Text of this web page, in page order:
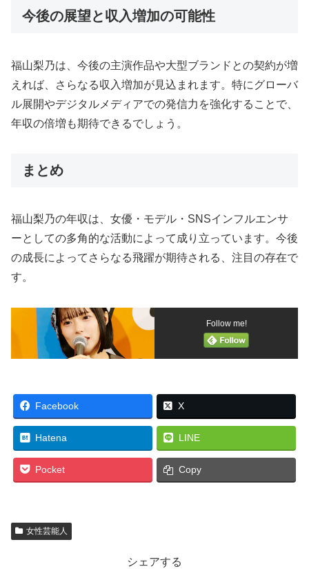
今後の展望と収入増加の可能性
福山梨乃は、今後の主演作品や大型ブランドとの契約が増
えれば、さらなる収入増加が見込まれます。特にグローバ
ル展開やデジタルメディアでの発信力を強化することで、
年収の倍増も期待できるでしょう。
まとめ
福山梨乃の年収は、女優・モデル・SNSインフルエンサ
ーとしての多角的な活動によって成り立っています。今後
の成長によってさらなる飛躍が期待される、注目の存在で
す。
Follow me!
Facebook X
Hatena LINE
Pocket Copy
女性芸能人
シェアする